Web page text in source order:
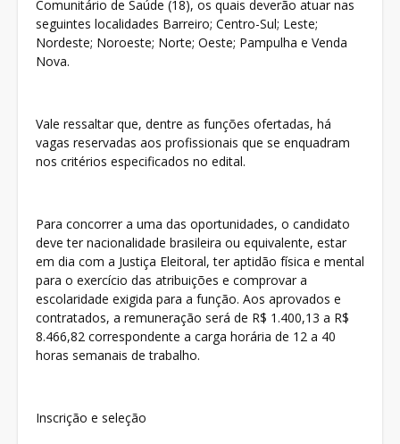
Comunitário de Saúde (18), os quais deverão atuar nas
seguintes localidades Barreiro; Centro-Sul; Leste;
Nordeste; Noroeste; Norte; Oeste; Pampulha e Venda
Nova.
Vale ressaltar que, dentre as funções ofertadas, há
vagas reservadas aos profissionais que se enquadram
nos critérios especificados no edital.
Para concorrer a uma das oportunidades, o candidato
deve ter nacionalidade brasileira ou equivalente, estar
em dia com a Justiça Eleitoral, ter aptidão física e mental
para o exercício das atribuições e comprovar a
escolaridade exigida para a função. Aos aprovados e
contratados, a remuneração será de R$ 1.400,13 a R$
8.466,82 correspondente a carga horária de 12 a 40
horas semanais de trabalho.
Inscrição e seleção